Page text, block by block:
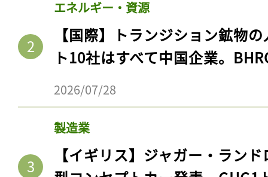
エネルギー・資源
【国際】トランジション鉱物
ト10社はすべて中国企業。
2026/07/28
製造業
【イギリス】ジャガー・ラン